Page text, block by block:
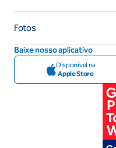
Fotos
Baixe nosso aplicativo
Disponível na
Apple Store